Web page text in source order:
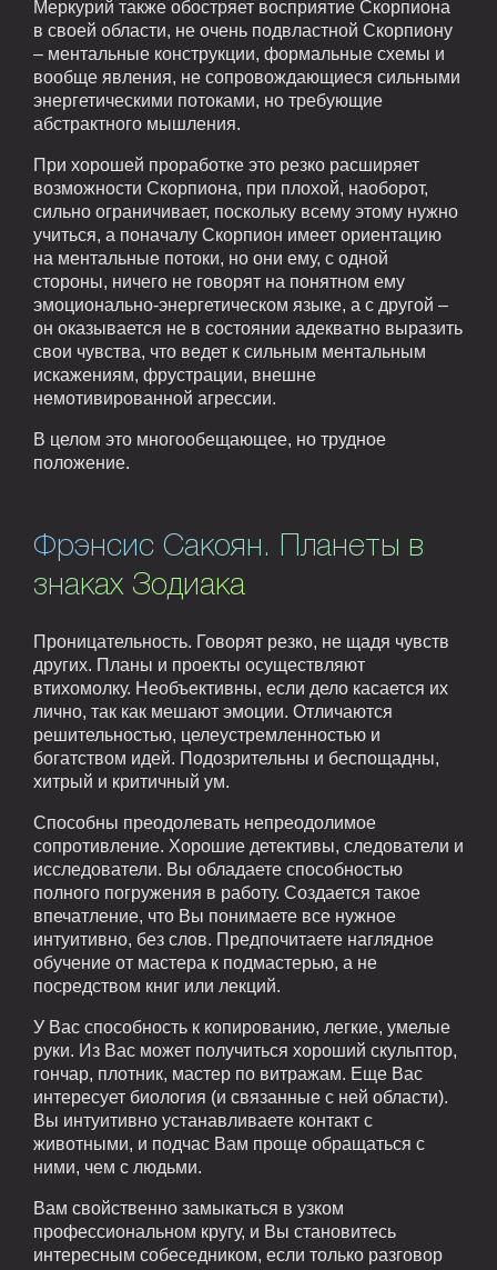
Меркурий также обостряет восприятие Скорпиона
в своей области, не очень подвластной Скорпиону
– ментальные конструкции, формальные схемы и
вообще явления, не сопровождающиеся сильными
энергетическими потоками, но требующие
абстрактного мышления.
При хорошей проработке это резко расширяет
возможности Скорпиона, при плохой, наоборот,
сильно ограничивает, поскольку всему этому нужно
учиться, а поначалу Скорпион имеет ориентацию
на ментальные потоки, но они ему, с одной
стороны, ничего не говорят на понятном ему
эмоционально-энергетическом языке, а с другой –
он оказывается не в состоянии адекватно выразить
свои чувства, что ведет к сильным ментальным
искажениям, фрустрации, внешне
немотивированной агрессии.
В целом это многообещающее, но трудное
положение.
Фрэнсис Сакоян. Планеты в
знаках Зодиака
Проницательность. Говорят резко, не щадя чувств
других. Планы и проекты осуществляют
втихомолку. Необъективны, если дело касается их
лично, так как мешают эмоции. Отличаются
решительностью, целеустремленностью и
богатством идей. Подозрительны и беспощадны,
хитрый и критичный ум.
Способны преодолевать непреодолимое
сопротивление. Хорошие детективы, следователи и
исследователи. Вы обладаете способностью
полного погружения в работу. Создается такое
впечатление, что Вы понимаете все нужное
интуитивно, без слов. Предпочитаете наглядное
обучение от мастера к подмастерью, а не
посредством книг или лекций.
У Вас способность к копированию, легкие, умелые
руки. Из Вас может получиться хороший скульптор,
гончар, плотник, мастер по витражам. Еще Вас
интересует биология (и связанные с ней области).
Вы интуитивно устанавливаете контакт с
животными, и подчас Вам проще обращаться с
ними, чем с людьми.
Вам свойственно замыкаться в узком
профессиональном кругу, и Вы становитесь
интересным собеседником, если только разговор